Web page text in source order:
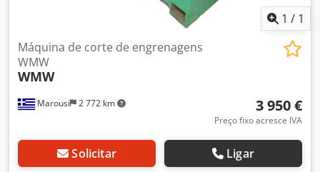
1 / 1
Marousi 2 772 km
Máquina de corte de engrenagens
WMW
WMW
3 950 €
Preço fixo acresce IVA
Solicitar Ligar